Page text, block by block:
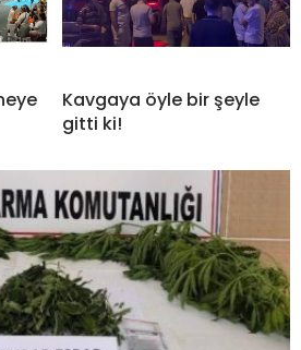
Kavgaya öyle bir şeyle
gitti ki!